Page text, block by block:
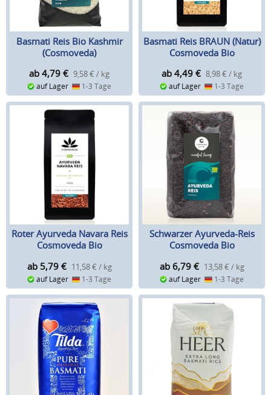
Basmati Reis Bio Kashmir
(Cosmoveda)
ab 4,79 € 9,58 € / kg
auf Lager 1-3 Tage
Basmati Reis BRAUN (Natur)
Cosmoveda Bio
ab 4,49 € 8,98 € / kg
auf Lager 1-3 Tage
Roter Ayurveda Navara Reis
Cosmoveda Bio
ab 5,79 € 11,58 € / kg
auf Lager 1-3 Tage
Schwarzer Ayurveda-Reis
Cosmoveda Bio
ab 6,79 € 13,58 € / kg
auf Lager 1-3 Tage